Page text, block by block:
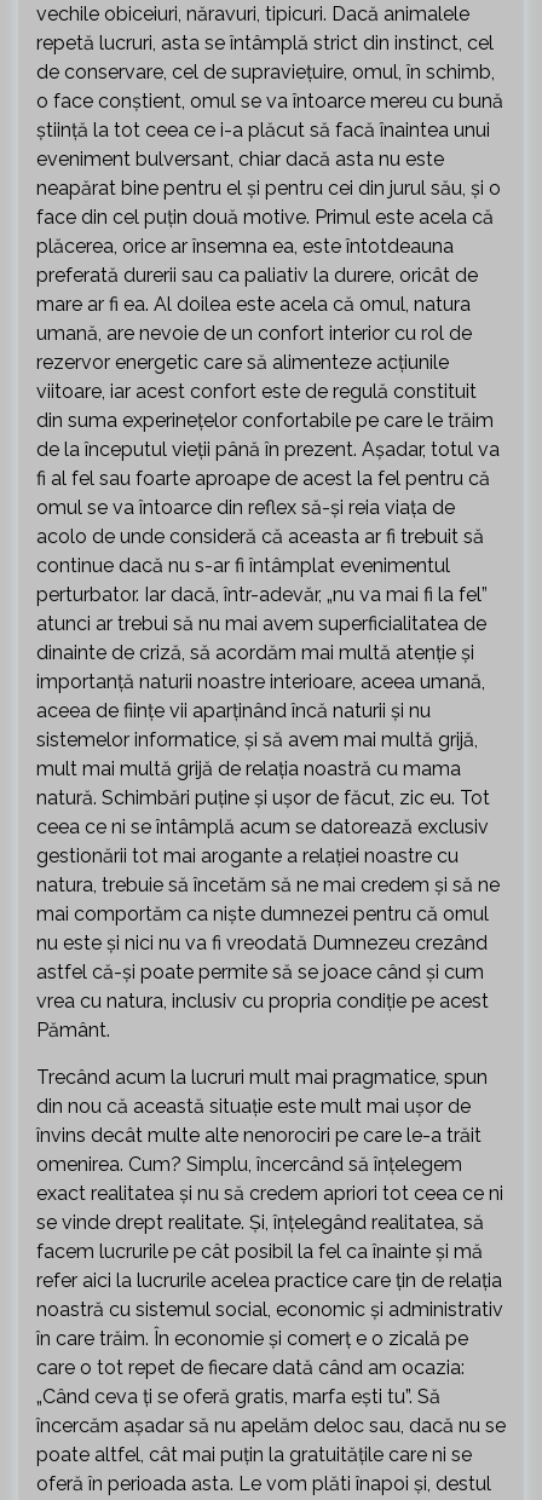
vechile obiceiuri, năravuri, tipicuri. Dacă animalele
repetă lucruri, asta se întâmplă strict din instinct, cel
de conservare, cel de supraviețuire, omul, în schimb,
o face conștient, omul se va întoarce mereu cu bună
știință la tot ceea ce i-a plăcut să facă înaintea unui
eveniment bulversant, chiar dacă asta nu este
neapărat bine pentru el și pentru cei din jurul său, și o
face din cel puțin două motive. Primul este acela că
plăcerea, orice ar însemna ea, este întotdeauna
preferată durerii sau ca paliativ la durere, oricât de
mare ar fi ea. Al doilea este acela că omul, natura
umană, are nevoie de un confort interior cu rol de
rezervor energetic care să alimenteze acțiunile
viitoare, iar acest confort este de regulă constituit
din suma experinețelor confortabile pe care le trăim
de la începutul vieții până în prezent. Așadar, totul va
fi al fel sau foarte aproape de acest la fel pentru că
omul se va întoarce din reflex să-și reia viața de
acolo de unde consideră că aceasta ar fi trebuit să
continue dacă nu s-ar fi întâmplat evenimentul
perturbator. Iar dacă, într-adevăr, „nu va mai fi la fel”
atunci ar trebui să nu mai avem superficialitatea de
dinainte de criză, să acordăm mai multă atenție și
importanță naturii noastre interioare, aceea umană,
aceea de ființe vii aparținând încă naturii și nu
sistemelor informatice, și să avem mai multă grijă,
mult mai multă grijă de relația noastră cu mama
natură. Schimbări puține și ușor de făcut, zic eu. Tot
ceea ce ni se întâmplă acum se datorează exclusiv
gestionării tot mai arogante a relației noastre cu
natura, trebuie să încetăm să ne mai credem și să ne
mai comportăm ca niște dumnezei pentru că omul
nu este și nici nu va fi vreodată Dumnezeu crezând
astfel că-și poate permite să se joace când și cum
vrea cu natura, inclusiv cu propria condiție pe acest
Pământ.
Trecând acum la lucruri mult mai pragmatice, spun
din nou că această situație este mult mai ușor de
învins decât multe alte nenorociri pe care le-a trăit
omenirea. Cum? Simplu, încercând să înțelegem
exact realitatea și nu să credem apriori tot ceea ce ni
se vinde drept realitate. Și, înțelegând realitatea, să
facem lucrurile pe cât posibil la fel ca înainte și mă
refer aici la lucrurile acelea practice care țin de relația
noastră cu sistemul social, economic și administrativ
în care trăim. În economie și comerț e o zicală pe
care o tot repet de fiecare dată când am ocazia:
„Când ceva ți se oferă gratis, marfa ești tu”. Să
încercăm așadar să nu apelăm deloc sau, dacă nu se
poate altfel, cât mai puțin la gratuitățile care ni se
oferă în perioada asta. Le vom plăti înapoi și, destul